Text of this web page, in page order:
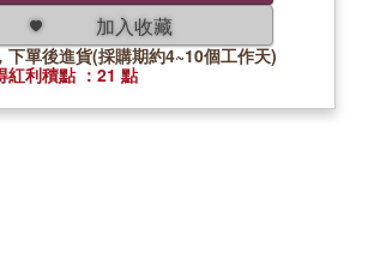
加入收藏
下單後進貨(採購期約4~10個工作天)
紅利積點 ：21 點